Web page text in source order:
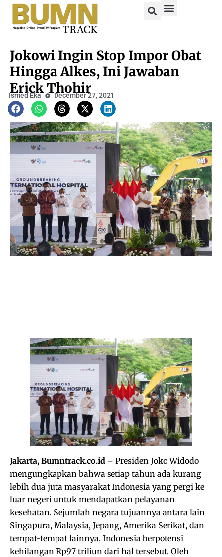
Jokowi Ingin Stop Impor Obat
Hingga Alkes, Ini Jawaban
Erick Thohir
Ismed Eka December 27, 2021
Jakarta, Bumntrack.co.id – Presiden Joko Widodo
mengungkapkan bahwa setiap tahun ada kurang
lebih dua juta masyarakat Indonesia yang pergi ke
luar negeri untuk mendapatkan pelayanan
kesehatan. Sejumlah negara tujuannya antara lain
Singapura, Malaysia, Jepang, Amerika Serikat, dan
tempat-tempat lainnya. Indonesia berpotensi
kehilangan Rp97 triliun dari hal tersebut. Oleh